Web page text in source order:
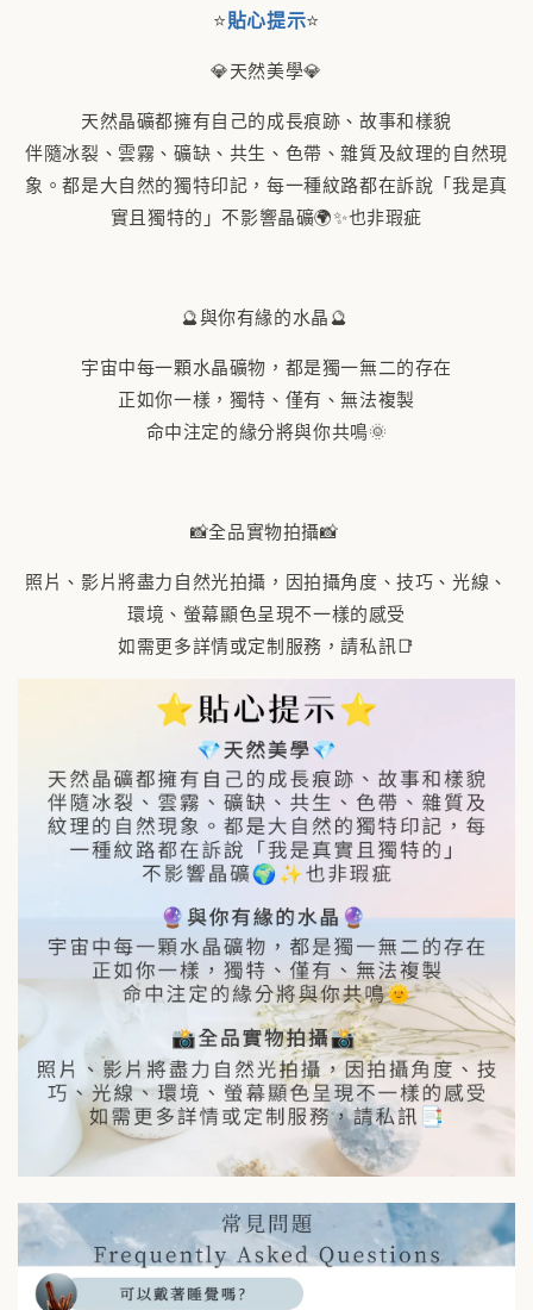
⭐貼心提示⭐
💎天然美學💎
天然晶礦都擁有自己的成長痕跡、故事和樣貌
伴隨冰裂、雲霧、礦缺、共生、色帶、雜質及紋理的自然現
象。都是大自然的獨特印記，每一種紋路都在訴說「我是真
實且獨特的」不影響晶礦🌍✨也非瑕疵
🔮與你有緣的水晶🔮
宇宙中每一顆水晶礦物，都是獨一無二的存在
正如你一樣，獨特、僅有、無法複製
命中注定的緣分將與你共鳴🌞
📸全品實物拍攝📸
照片、影片將盡力自然光拍攝，因拍攝角度、技巧、光線、
環境、螢幕顯色呈現不一樣的感受
如需更多詳情或定制服務，請私訊📑